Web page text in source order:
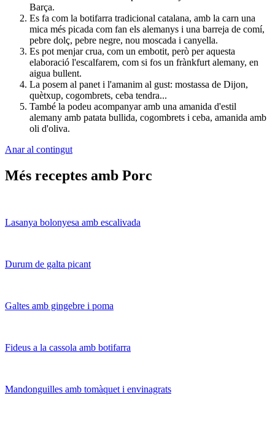
Barça.
Es fa com la botifarra tradicional catalana, amb la carn una
mica més picada com fan els alemanys i una barreja de comí,
pebre dolç, pebre negre, nou moscada i canyella.
Es pot menjar crua, com un embotit, però per aquesta
elaboració l'escalfarem, com si fos un frànkfurt alemany, en
aigua bullent.
La posem al panet i l'amanim al gust: mostassa de Dijon,
quètxup, cogombrets, ceba tendra...
També la podeu acompanyar amb una amanida d'estil
alemany amb patata bullida, cogombrets i ceba, amanida amb
oli d'oliva.
Anar al contingut
Més receptes amb Porc
Lasanya bolonyesa amb escalivada
Durum de galta picant
Galtes amb gingebre i poma
Fideus a la cassola amb botifarra
Mandonguilles amb tomàquet i envinagrats